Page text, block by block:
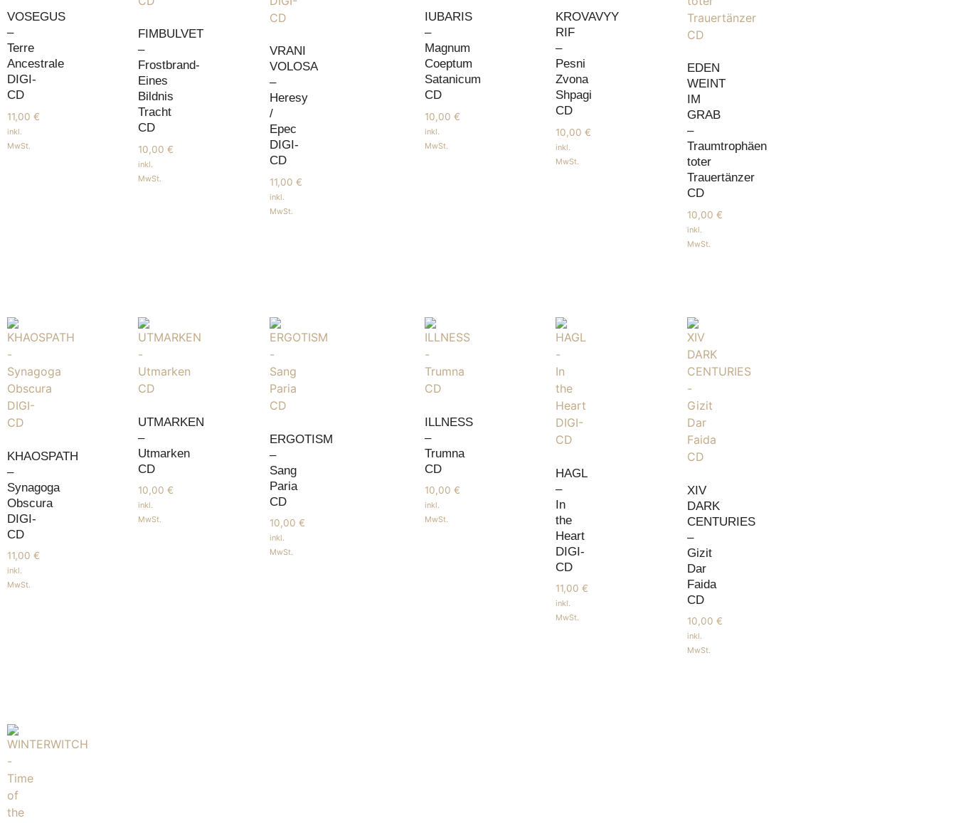
VOSEGUS
–
Terre
Ancestrale
DIGI-
CD
11,00 €
inkl.
MwSt.
FIMBULVET
–
Frostbrand-
Eines
Bildnis
Tracht
CD
10,00€
inkl.
MwSt.
VRANI
VOLOSA
–
Heresy
/
Epec
DIGI-
CD
11,00 €
inkl.
MwSt.
IUBARIS
–
Magnum
Coeptum
Satanicum
CD
10,00€
inkl.
MwSt.
KROVAVYY
RIF
–
Pesni
Zvona
Shpagi
CD
10,00€
inkl.
MwSt.
EDEN
WEINT
IM
GRAB
–
Traumtrophäen
toter
Trauertänzer
CD
10,00 €
inkl.
MwSt.
KHAOSPATH
–
Synagoga
Obscura
DIGI-
CD
11,00 €
inkl.
MwSt.
UTMARKEN
–
Utmarken
CD
10,00€
inkl.
MwSt.
ERGOTISM
–
Sang
Paria
CD
10,00 €
inkl.
MwSt.
ILLNESS
–
Trumna
CD
10,00€
inkl.
MwSt.
HAGL
–
In
the
Heart
DIGI-
CD
11,00€
inkl.
MwSt.
XIV
DARK
CENTURIES
–
Gizit
Dar
Faida
CD
10,00 €
inkl.
MwSt.